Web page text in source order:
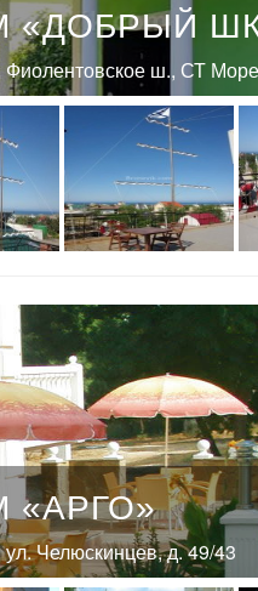
«ДОБРЫЙ
ш., СТ
«АРГО»
Челюскинцев, д. 49/43